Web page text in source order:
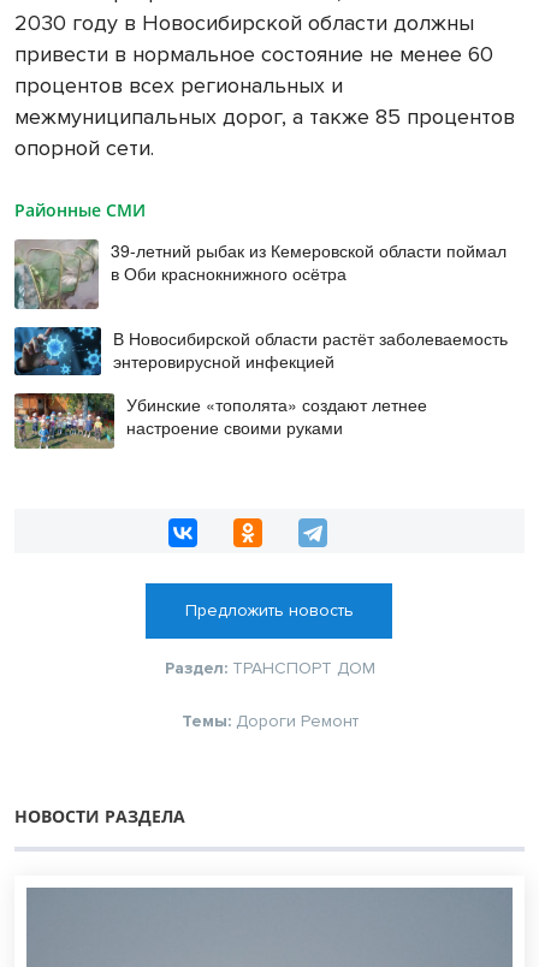
2030 году в Новосибирской области должны
привести в нормальное состояние не менее 60
процентов всех региональных и
межмуниципальных дорог, а также 85 процентов
опорной сети.
Районные СМИ
39-летний рыбак из Кемеровской области поймал
в Оби краснокнижного осётра
В Новосибирской области растёт заболеваемость
энтеровирусной инфекцией
Убинские «тополята» создают летнее
настроение своими руками
Предложить новость
Раздел: ТРАНСПОРТ ДОМ
Темы: Дороги Ремонт
НОВОСТИ РАЗДЕЛА